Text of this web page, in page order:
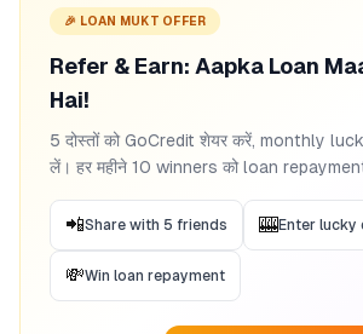
🎉 LOAN MUKT OFFER
Refer & Earn: Aapka Loan
Hai!
5 दोस्तों को GoCredit शेयर करें, monthly
लें। हर महीने 10 winners को loan
📲Share with 5 friends 🎰Enter lucky
💸Win loan repayment